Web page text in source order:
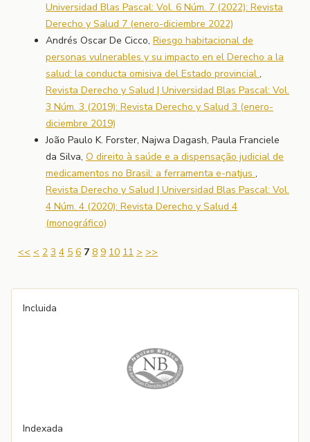
Universidad Blas Pascal: Vol. 6 Núm. 7 (2022): Revista
Derecho y Salud 7 (enero-diciembre 2022)
Andrés Oscar De Cicco, Riesgo habitacional de
personas vulnerables y su impacto en el Derecho a la
salud: la conducta omisiva del Estado provincial ,
Revista Derecho y Salud | Universidad Blas Pascal: Vol.
3 Núm. 3 (2019): Revista Derecho y Salud 3 (enero-
diciembre 2019)
João Paulo K. Forster, Najwa Dagash, Paula Franciele
da Silva, O direito à saúde e a dispensação judicial de
medicamentos no Brasil: a ferramenta e-natjus ,
Revista Derecho y Salud | Universidad Blas Pascal: Vol.
4 Núm. 4 (2020): Revista Derecho y Salud 4
(monográfico)
<< < 2 3 4 5 6 7 8 9 10 11 > >>
Incluida
Indexada